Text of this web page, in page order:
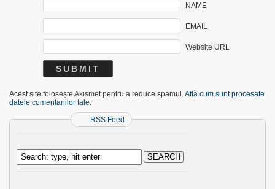
NAME
EMAIL
Website URL
Acest site folosește Akismet pentru a reduce spamul.Află cum sunt procesate
datele comentariilor tale.
RSS Feed